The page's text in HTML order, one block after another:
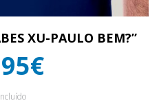
XU-PAULO BEM?”